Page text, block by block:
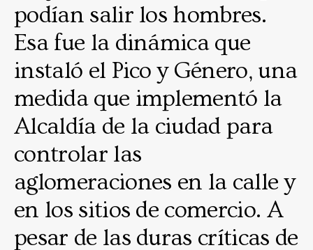
podían salir los hombres.
Esa fue la dinámica que
instaló el Pico y Género, una
medida que implementó la
Alcaldía de la ciudad para
controlar las
aglomeraciones en la calle y
en los sitios de comercio. A
pesar de las duras críticas de